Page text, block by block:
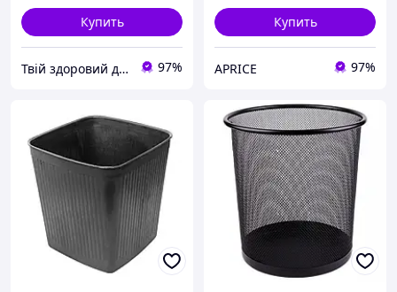
Купить
Твій здоровий дім 97%
Купить
APRICE 97%